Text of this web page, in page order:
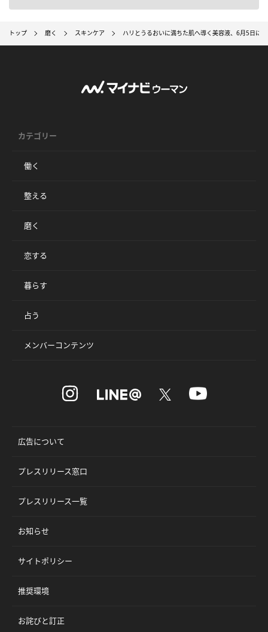
トップ 磨く スキンケア ハリとうるおいに満ちた肌へ導く美容液、6月5日に
カテゴリー
働く
整える
磨く
恋する
暮らす
占う
メンバーコンテンツ
広告について
プレスリリース窓口
プレスリリース一覧
お知らせ
サイトポリシー
推奨環境
お詫びと訂正